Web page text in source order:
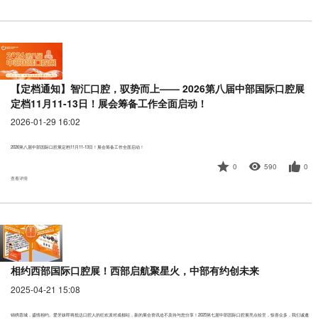
【定档通知】智汇口腔，驭势而上—— 2026第八届中部国际口腔展
定档11月11-13日！展会筹备工作全面启动！
2026-01-29 16:02
2026第八届中部国际口腔展定档11月11-13日！展会筹备工作全面启动！
0 590 0
查看详情
相约西部国际口腔展！西部启航聚星火，中部有约创未来
2025-04-21 15:08
锦绣蓉城，盛情相约。爱牙妹即将抵达口腔人的狂欢派对成都站，新的展会资讯迫不及待与您分享！2025第七届中部国际口腔展亮点纷呈，惊喜众多，我们诚邀